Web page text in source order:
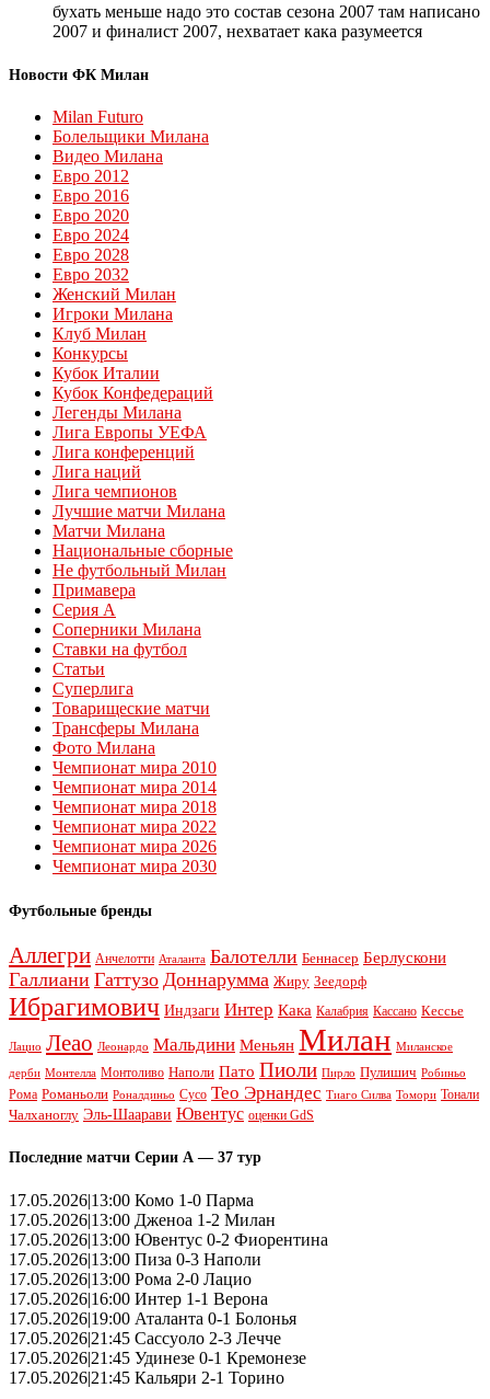
бухать меньше надо это состав сезона 2007 там написано
2007 и финалист 2007, нехватает кака разумеется
Новости ФК Милан
Milan Futuro
Болельщики Милана
Видео Милана
Евро 2012
Евро 2016
Евро 2020
Евро 2024
Евро 2028
Евро 2032
Женский Милан
Игроки Милана
Клуб Милан
Конкурсы
Кубок Италии
Кубок Конфедераций
Легенды Милана
Лига Европы УЕФА
Лига конференций
Лига наций
Лига чемпионов
Лучшие матчи Милана
Матчи Милана
Национальные сборные
Не футбольный Милан
Примавера
Серия А
Соперники Милана
Ставки на футбол
Статьи
Суперлига
Товарищеские матчи
Трансферы Милана
Фото Милана
Чемпионат мира 2010
Чемпионат мира 2014
Чемпионат мира 2018
Чемпионат мира 2022
Чемпионат мира 2026
Чемпионат мира 2030
Футбольные бренды
Аллегри Анчелотти Аталанта Балотелли Беннасер Берлускони
Галлиани Гаттузо Доннарумма Жиру Зеедорф
Ибрагимович Индзаги Интер Кака Калабрия Кассано Кессье
Лацио Леао Леонардо Мальдини Меньян Милан Миланское
дерби Монтелла Монтоливо Наполи Пато Пиоли Пирло Пулишич Робиньо
Рома Романьоли Роналдиньо Сусо Тео Эрнандес Тиаго Силва Томори Тонали
Чалханоглу Эль-Шаарави Ювентус оценки GdS
Последние матчи Серии А — 37 тур
17.05.2026|13:00 Комо 1-0 Парма
17.05.2026|13:00 Дженоа 1-2 Милан
17.05.2026|13:00 Ювентус 0-2 Фиорентина
17.05.2026|13:00 Пиза 0-3 Наполи
17.05.2026|13:00 Рома 2-0 Лацио
17.05.2026|16:00 Интер 1-1 Верона
17.05.2026|19:00 Аталанта 0-1 Болонья
17.05.2026|21:45 Сассуоло 2-3 Лечче
17.05.2026|21:45 Удинезе 0-1 Кремонезе
17.05.2026|21:45 Кальяри 2-1 Торино